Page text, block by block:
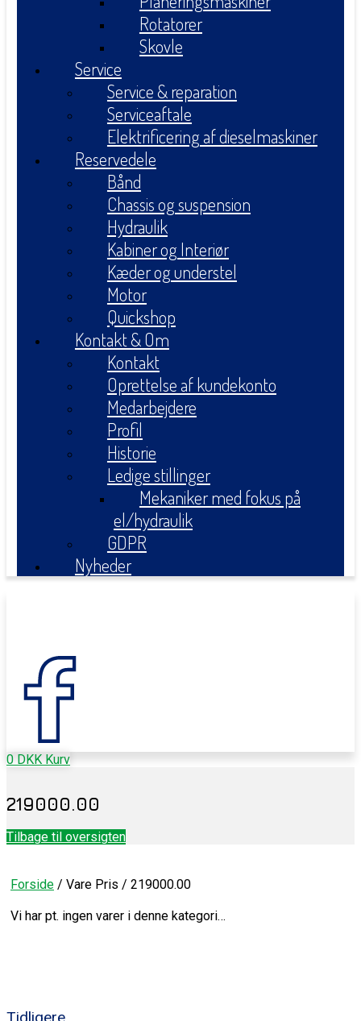
Rotatorer
Skovle
Service
Service & reparation
Serviceaftale
Elektrificering af dieselmaskiner
Reservedele
Bånd
Chassis og suspension
Hydraulik
Kabiner og Interiør
Kæder og understel
Motor
Quickshop
Kontakt & Om
Kontakt
Oprettelse af kundekonto
Medarbejdere
Profil
Historie
Ledige stillinger
Mekaniker med fokus på
el/hydraulik
GDPR
Nyheder
0 DKK Kurv
219000.00
Tilbage til oversigten
Forside / Vare Pris / 219000.00
Vi har pt. ingen varer i denne kategori…